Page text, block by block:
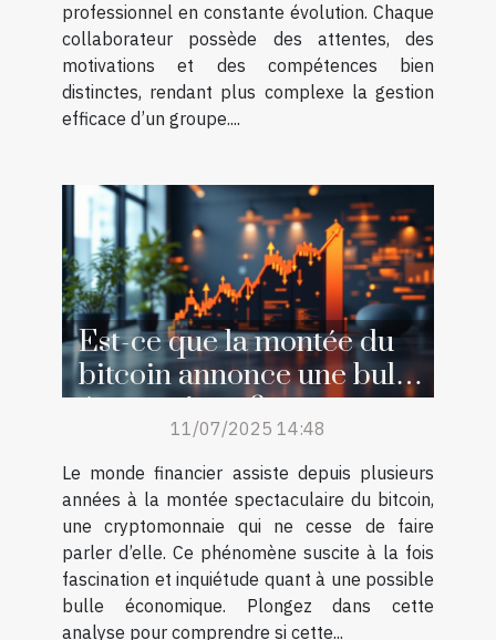
professionnel en constante évolution. Chaque
collaborateur possède des attentes, des
motivations et des compétences bien
distinctes, rendant plus complexe la gestion
efficace d’un groupe....
Est-ce que la montée du
bitcoin annonce une bulle
économique ?
11/07/2025 14:48
Le monde financier assiste depuis plusieurs
années à la montée spectaculaire du bitcoin,
une cryptomonnaie qui ne cesse de faire
parler d’elle. Ce phénomène suscite à la fois
fascination et inquiétude quant à une possible
bulle économique. Plongez dans cette
analyse pour comprendre si cette...